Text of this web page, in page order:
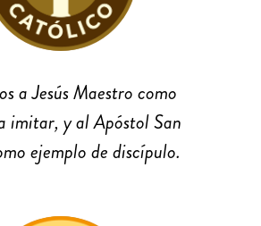
a Jesús Maestro como
imitar, y al Apóstol San
ejemplo de discípulo.